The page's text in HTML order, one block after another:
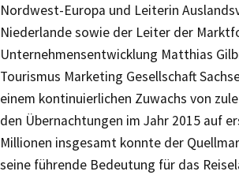
Nordwest-Europa und Leiterin
Niederlande sowie der Leiter der
Unternehmensentwicklung Matthias
Tourismus Marketing Gesellschaft
einem kontinuierlichen Zuwachs von
den Übernachtungen im Jahr 2015 auf
Millionen insgesamt konnte der
seine führende Bedeutung für das